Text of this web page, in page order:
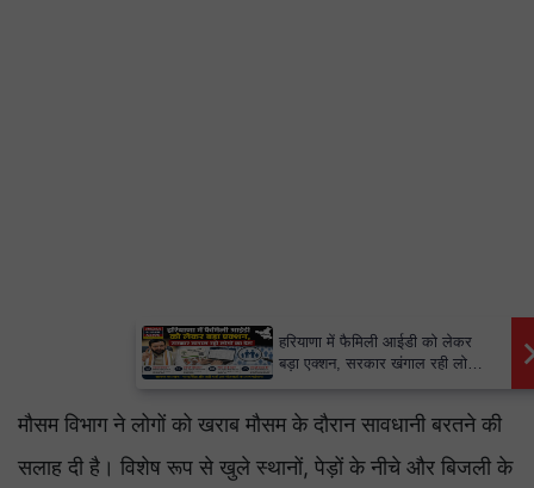
मौसम विभाग ने लोगों को खराब मौसम के दौरान सावधानी बरतने की
सलाह दी है। विशेष रूप से खुले स्थानों, पेड़ों के नीचे और बिजली के
हरियाणा में फैमिली आईडी को लेकर
बड़ा एक्शन, सरकार खंगाल रही लोगों
का डेटा